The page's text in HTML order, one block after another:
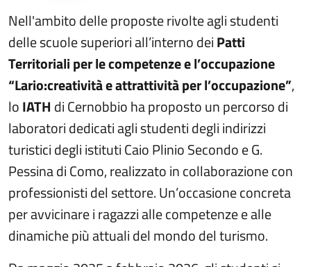
Nell'ambito delle proposte rivolte agli studenti
delle scuole superiori all’interno deiPatti
Territoriali per le competenze e l’occupazione
“Lario:creatività e attrattività per l’occupazione”,
loIATH di Cernobbio ha proposto un percorso di
laboratori dedicati agli studenti degli indirizzi
turistici degli istituti Caio Plinio Secondo e G.
Pessina di Como, realizzato in collaborazione con
professionisti del settore. Un’occasione concreta
per avvicinare i ragazzi alle competenze e alle
dinamiche più attuali del mondo del turismo.